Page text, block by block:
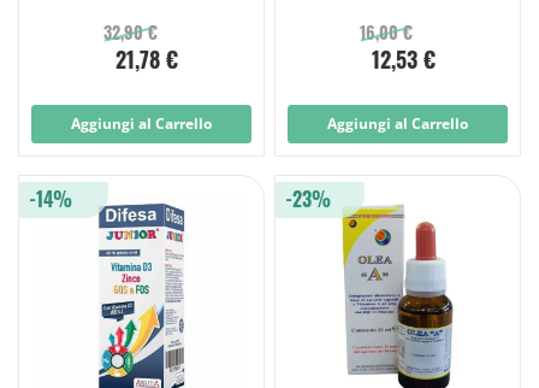
32,90 €
21,78 €
Aggiungi al Carrello
Travel Size
16,00 €
12,53 €
Aggiungi al Carrello
-14% -23%